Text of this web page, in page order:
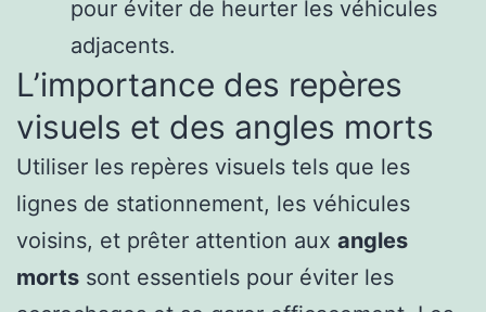
pour éviter de heurter les véhicules
adjacents.
L’importance des repères
visuels et des angles morts
Utiliser les repères visuels tels que les
lignes de stationnement, les véhicules
voisins, et prêter attention aux angles
morts sont essentiels pour éviter les